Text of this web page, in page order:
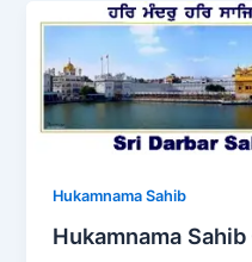
Hukamnama Sahib
Hukamnama